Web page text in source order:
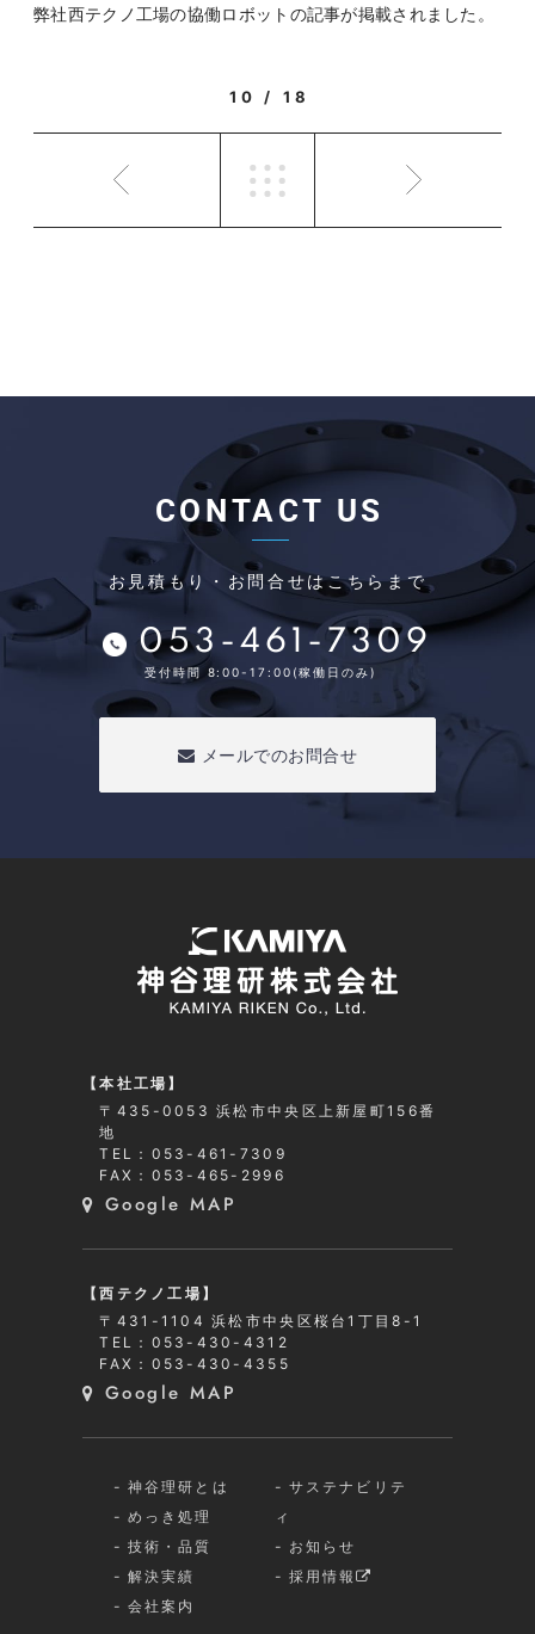
弊社西テクノ工場の協働ロボットの記事が掲載されました。
10 / 18
CONTACT US
お見積もり・お問合せはこちらまで
053-461-7309
受付時間 8:00-17:00(稼働日のみ)
メールでのお問合せ
【本社工場】
〒435-0053 浜松市中央区上新屋町156番
地
TEL：053-461-7309
FAX：053-465-2996
Google MAP
【西テクノ工場】
〒431-1104 浜松市中央区桜台1丁目8-1
TEL：053-430-4312
FAX：053-430-4355
Google MAP
神谷理研とは
めっき処理
技術・品質
解決実績
会社案内
サステナビリテ
ィ
お知らせ
採用情報